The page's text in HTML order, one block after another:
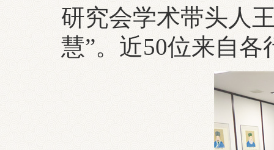
研究会学术带头人
慧”。近50位来自